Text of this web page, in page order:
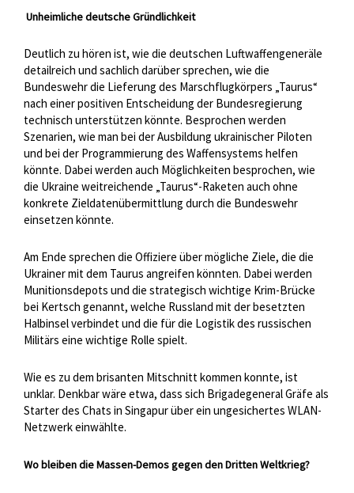
Unheimliche deutsche Gründlichkeit
Deutlich zu hören ist, wie die deutschen Luftwaffengeneräle
detailreich und sachlich darüber sprechen, wie die
Bundeswehr die Lieferung des Marschflugkörpers „Taurus“
nach einer positiven Entscheidung der Bundesregierung
technisch unterstützen könnte. Besprochen werden
Szenarien, wie man bei der Ausbildung ukrainischer Piloten
und bei der Programmierung des Waffensystems helfen
könnte. Dabei werden auch Möglichkeiten besprochen, wie
die Ukraine weitreichende „Taurus“-Raketen auch ohne
konkrete Zieldatenübermittlung durch die Bundeswehr
einsetzen könnte.
Am Ende sprechen die Offiziere über mögliche Ziele, die die
Ukrainer mit dem Taurus angreifen könnten. Dabei werden
Munitionsdepots und die strategisch wichtige Krim-Brücke
bei Kertsch genannt, welche Russland mit der besetzten
Halbinsel verbindet und die für die Logistik des russischen
Militärs eine wichtige Rolle spielt.
Wie es zu dem brisanten Mitschnitt kommen konnte, ist
unklar. Denkbar wäre etwa, dass sich Brigadegeneral Gräfe als
Starter des Chats in Singapur über ein ungesichertes WLAN-
Netzwerk einwählte.
Wo bleiben die Massen-Demos gegen den Dritten Weltkrieg?